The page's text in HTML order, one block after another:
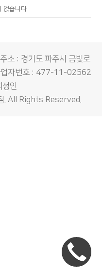
없습니다
소 : 경기도 파주시 금빛로
업자번호 : 477-11-02562
정인
. All Rights Reserved.